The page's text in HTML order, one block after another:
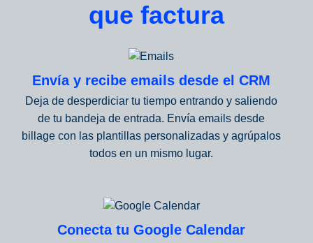
que factura
Envía y recibe emails desde el CRM
Deja de desperdiciar tu tiempo entrando y saliendo
de tu bandeja de entrada. Envía emails desde
billage con las plantillas personalizadas y agrúpalos
todos en un mismo lugar.
Conecta tu Google Calendar